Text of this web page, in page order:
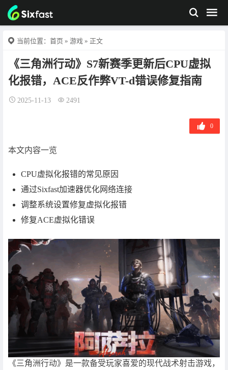
当前位置： 首页 » 游戏 » 正文
《三角洲行动》S7新赛季更新后CPU虚拟
化报错，ACE反作弊VT-d错误修复指南
2025-11-13 2491
0
本文内容一览
CPU虚拟化报错的常见原因
通过Sixfast加速器优化网络连接
调整系统设置修复虚拟化报错
修复ACE虚拟化错误
《三角洲行动》是一款备受玩家喜爱的现代战术射击游戏，